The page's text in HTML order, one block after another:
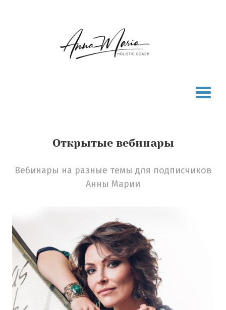
Открытые вебинары
Вебинары на разные темы для подписчиков
Анны Марии